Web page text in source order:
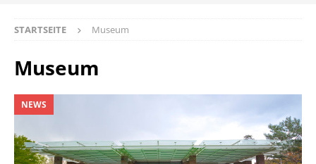
STARTSEITE Museum
Museum
NEWS